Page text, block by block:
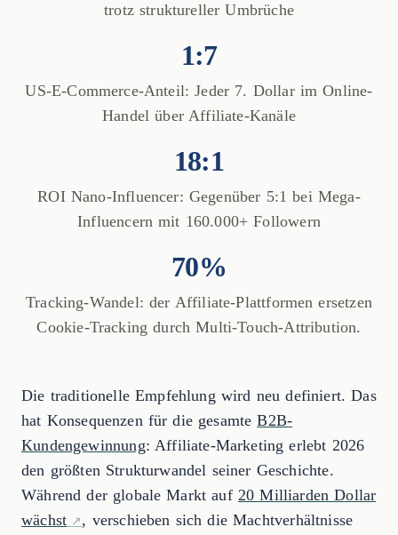
trotz struktureller Umbrüche
1:7
US-E-Commerce-Anteil: Jeder 7. Dollar im Online-
Handel über Affiliate-Kanäle
18:1
ROI Nano-Influencer: Gegenüber 5:1 bei Mega-
Influencern mit 160.000+ Followern
70%
Tracking-Wandel: der Affiliate-Plattformen ersetzen
Cookie-Tracking durch Multi-Touch-Attribution.
Die traditionelle Empfehlung wird neu definiert. Das
hat Konsequenzen für die gesamteB2B-
Kundengewinnung: Affiliate-Marketing erlebt 2026
den größten Strukturwandel seiner Geschichte.
Während der globale Markt auf 20 Milliarden Dollar
wächst
, verschieben sich die Machtverhältnisse